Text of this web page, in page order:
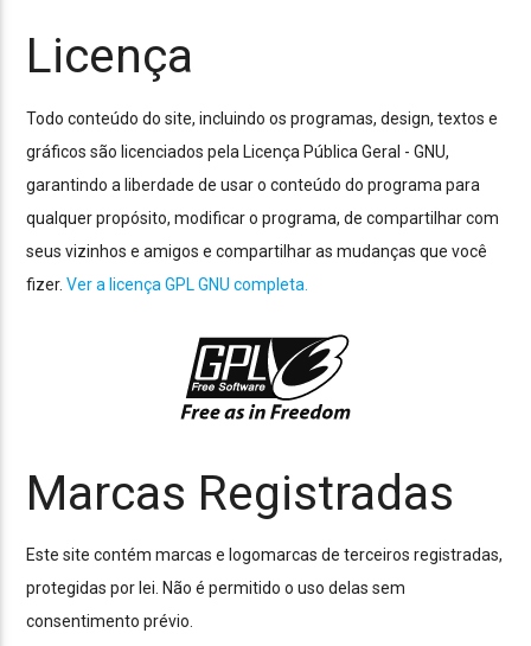
Licença
Todo conteúdo do site, incluindo os programas, design, textos e
gráficos são licenciados pela Licença Pública Geral - GNU,
garantindo a liberdade de usar o conteúdo do programa para
qualquer propósito, modificar o programa, de compartilhar com
seus vizinhos e amigos e compartilhar as mudanças que você
fizer.Ver a licença GPL GNU completa.
Marcas Registradas
Este site contém marcas e logomarcas de terceiros registradas,
protegidas por lei. Não é permitido o uso delas sem
consentimento prévio.